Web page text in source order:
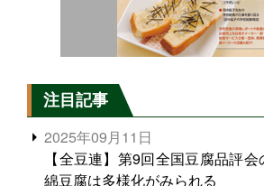
注目記事
2025年09月11日
【全豆連】第9回全国豆腐品評
綿豆腐は多様化がみられる